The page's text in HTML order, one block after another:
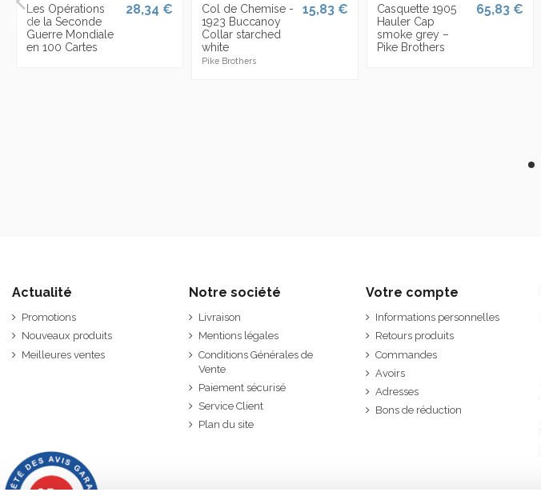
Les Opérations
de la Seconde
Guerre Mondiale
en 100 Cartes
28,34 €
Col de Chemise -
1923 Buccanoy
Collar starched
white
Pike Brothers
15,83 €
Casquette 1905
Hauler Cap
smoke grey –
Pike Brothers
65,83 €
Actualité
Promotions
Nouveaux produits
Meilleures ventes
Notre société
Livraison
Mentions légales
Conditions Générales de
Vente
Paiement sécurisé
Service Client
Plan du site
Votre compte
Informations personnelles
Retours produits
Commandes
Avoirs
Adresses
Bons de réduction